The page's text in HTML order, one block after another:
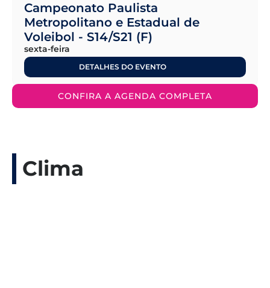
Campeonato Paulista
Metropolitano e Estadual de
Voleibol - S14/S21 (F)
sexta-feira
DETALHES DO EVENTO
CONFIRA A AGENDA COMPLETA
Clima